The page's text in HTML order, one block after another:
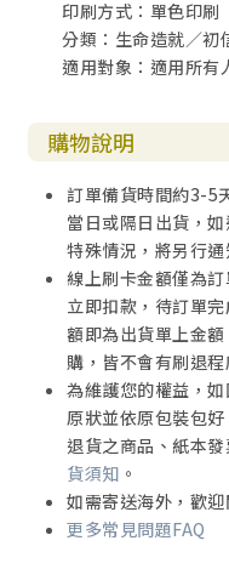
印刷方式：單色印刷
分類：生命造就／初
適用對象：適用所有
購物說明
訂單備貨時間約3-5
當日或隔日出貨，
特殊情況，將另行
線上刷卡金額僅為
立即扣款，待訂單
額即為出貨單上金
購，皆不會有刷退程
為維護您的權益，
原狀並依原包裝包
退貨之商品、紙本
貨須知 。
如需寄送海外，歡迎
更多常見問題FAQ